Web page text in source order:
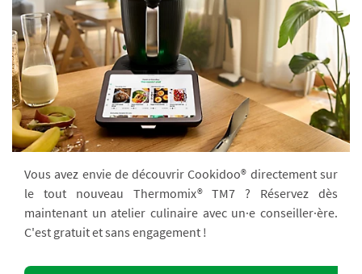
Vous avez envie de découvrir Cookidoo® directement sur
le tout nouveau Thermomix® TM7 ? Réservez dès
maintenant un atelier culinaire avec un·e conseiller·ère.
C'est gratuit et sans engagement !